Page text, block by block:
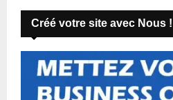
n
s
Créé votre site avec Nous !